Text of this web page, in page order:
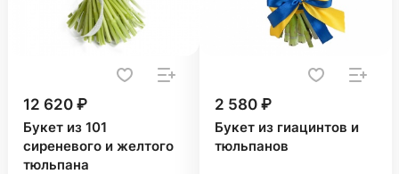
12 620 ₽
Букет из 101
сиреневого и желтого
тюльпана
2 580 ₽
Букет из гиацинтов и
тюльпанов